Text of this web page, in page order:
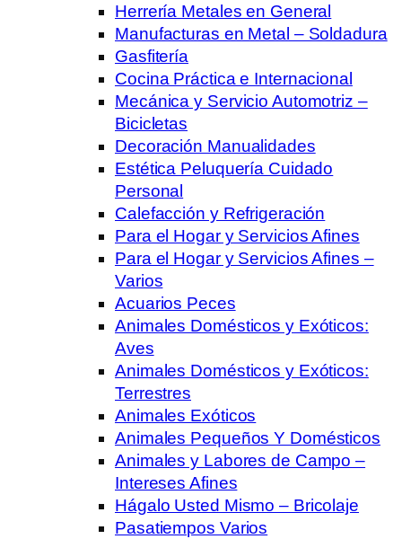
Herrería Metales en General
Manufacturas en Metal – Soldadura
Gasfitería
Cocina Práctica e Internacional
Mecánica y Servicio Automotriz –
Bicicletas
Decoración Manualidades
Estética Peluquería Cuidado
Personal
Calefacción y Refrigeración
Para el Hogar y Servicios Afines
Para el Hogar y Servicios Afines –
Varios
Acuarios Peces
Animales Domésticos y Exóticos:
Aves
Animales Domésticos y Exóticos:
Terrestres
Animales Exóticos
Animales Pequeños Y Domésticos
Animales y Labores de Campo –
Intereses Afines
Hágalo Usted Mismo – Bricolaje
Pasatiempos Varios